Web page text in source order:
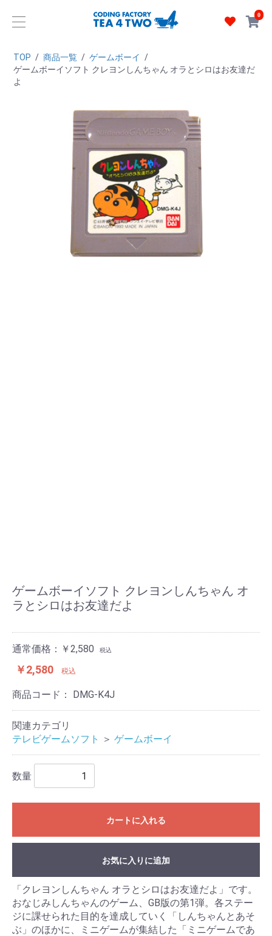
0
TOP / 商品一覧 / ゲームボーイ /
ゲームボーイソフト クレヨンしんちゃん オラとシロはお友達だ
よ
ゲームボーイソフト クレヨンしんちゃん オ
ラとシロはお友達だよ
通常価格：￥2,580 税込
￥2,580 税込
商品コード： DMG-K4J
関連カテゴリ
テレビゲームソフト
＞ ゲームボーイ
数量
カートに入れる
お気に入りに追加
「クレヨンしんちゃん オラとシロはお友達だよ」です。
おなじみしんちゃんのゲーム、GB版の第1弾。各ステー
ジに課せられた目的を達成していく「しんちゃんとあそ
ぶ」のほかに、ミニゲームが集結した「ミニゲームであ